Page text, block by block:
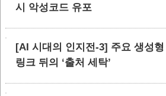
시 악성코드 유포
[AI 시대의 인지전-3] 주요 생성
링크 뒤의 ‘출처 세탁’